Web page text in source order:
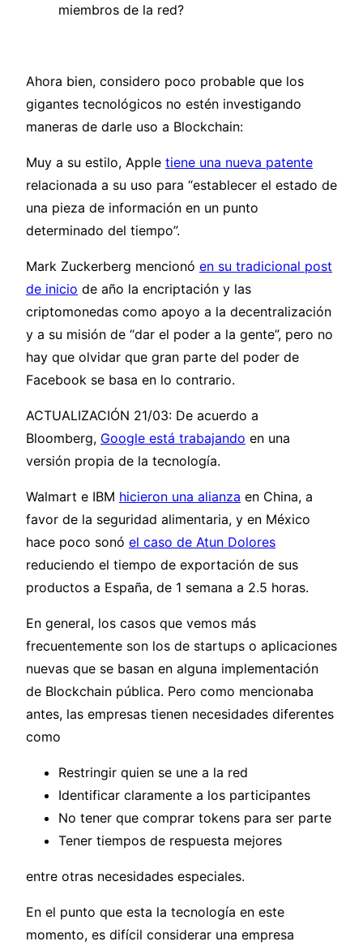
miembros de la red?
Ahora bien, considero poco probable que los
gigantes tecnológicos no estén investigando
maneras de darle uso a Blockchain:
Muy a su estilo, Apple tiene una nueva patente
relacionada a su uso para “establecer el estado de
una pieza de información en un punto
determinado del tiempo”.
Mark Zuckerberg mencionó en su tradicional post
de inicio de año la encriptación y las
criptomonedas como apoyo a la decentralización
y a su misión de “dar el poder a la gente”, pero no
hay que olvidar que gran parte del poder de
Facebook se basa en lo contrario.
ACTUALIZACIÓN 21/03: De acuerdo a
Bloomberg, Google está trabajando en una
versión propia de la tecnología.
Walmart e IBM hicieron una alianza en China, a
favor de la seguridad alimentaria, y en México
hace poco sonó el caso de Atun Dolores
reduciendo el tiempo de exportación de sus
productos a España, de 1 semana a 2.5 horas.
En general, los casos que vemos más
frecuentemente son los de startups o aplicaciones
nuevas que se basan en alguna implementación
de Blockchain pública. Pero como mencionaba
antes, las empresas tienen necesidades diferentes
como
Restringir quien se une a la red
Identificar claramente a los participantes
No tener que comprar tokens para ser parte
Tener tiempos de respuesta mejores
entre otras necesidades especiales.
En el punto que esta la tecnología en este
momento, es difícil considerar una empresa